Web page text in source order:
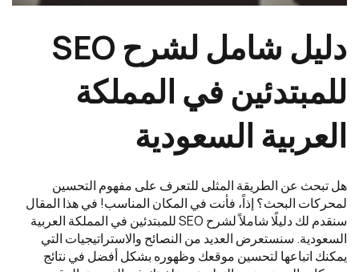
دليل شامل لشرح SEO
للمبتدئين في المملكة
العربية السعودية
هل تبحث عن الطريقة المثلى للتعرف على مفهوم التحسين
لمحركات البحث؟ إذاً، فأنت في المكان المناسب! في هذا المقال
سنقدم لك دليلًا شاملاً لشرح SEO للمبتدئين في المملكة العربية
السعودية. سنستعرض العديد من النصائح والاستراتيجيات التي
يمكنك اتباعها لتحسين موقعك وظهوره بشكل أفضل في نتائج